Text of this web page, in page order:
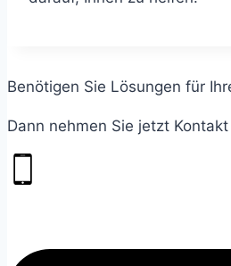
Benötigen Sie Lösungen für
Dann nehmen Sie jetzt